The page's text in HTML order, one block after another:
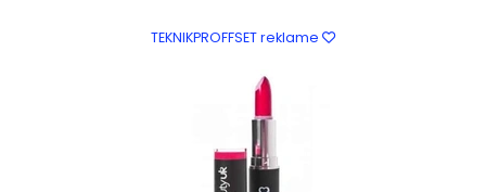
TEKNIKPROFFSET reklame